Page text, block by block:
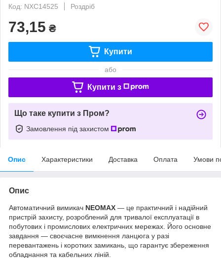
Код: NXC14525
Роздріб
73,15 ₴
Купити
або
Купити з
Що таке купити з Пром?
Замовлення під захистом
Опис Характеристики Доставка Оплата Умови
Опис
Автоматичний вимикач NEOMAX — це практичний і надійний
пристрій захисту, розроблений для тривалої експлуатації в
побутових і промислових електричних мережах. Його основне
завдання — своєчасне вимкнення ланцюга у разі
перевантажень і коротких замикань, що гарантує збереження
обладнання та кабельних ліній.